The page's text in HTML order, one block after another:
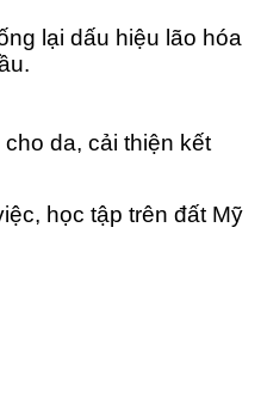
lại dấu hiệu lão hóa
da, cải thiện kết
học tập trên đất Mỹ